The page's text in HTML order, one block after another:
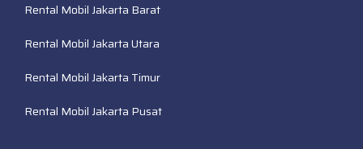
Rental Mobil Jakarta Barat
Rental Mobil Jakarta Utara
Rental Mobil Jakarta Timur
Rental Mobil Jakarta Pusat